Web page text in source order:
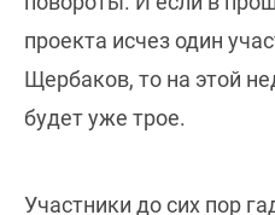
проекта исчез один
Щербаков, то на этой
будет уже трое.
Участники до сих пор